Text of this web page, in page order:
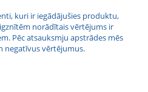
kuri ir iegādājušies produktu,
norādītais vērtējums ir
Pēc atsauksmju apstrādes mēs
negatīvus vērtējumus.